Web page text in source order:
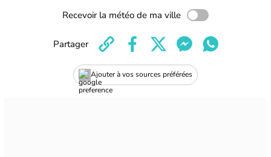
Recevoir la météo de ma ville
Ajouter à vos sources préférées
Partager